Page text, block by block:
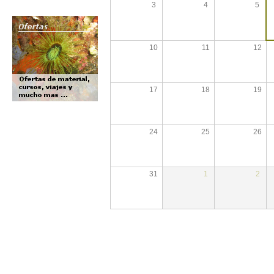
3 4 5
10 11 12
17 18 19
24 25 26
31 1 2